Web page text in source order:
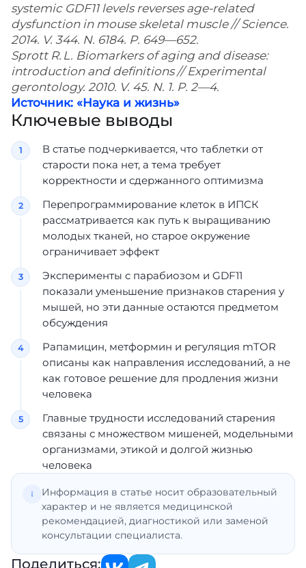
systemic GDF11 levels reverses age-related
dysfunction in mouse skeletal muscle // Science.
2014. V. 344. N. 6184. P. 649—652.
Sprott R. L. Biomarkers of aging and disease:
introduction and definitions // Experimental
gerontology. 2010. V. 45. N. 1. P. 2—4.
Источник: «Наука и жизнь»
Ключевые выводы
В статье подчеркивается, что таблетки от
старости пока нет, а тема требует
корректности и сдержанного оптимизма
Перепрограммирование клеток в ИПСК
рассматривается как путь к выращиванию
молодых тканей, но старое окружение
ограничивает эффект
Эксперименты с парабиозом и GDF11
показали уменьшение признаков старения у
мышей, но эти данные остаются предметом
обсуждения
Рапамицин, метформин и регуляция mTOR
описаны как направления исследований, а не
как готовое решение для продления жизни
человека
Главные трудности исследований старения
связаны с множеством мишеней, модельными
организмами, этикой и долгой жизнью
человека
Информация в статье носит образовательный
характер и не является медицинской
рекомендацией, диагностикой или заменой
консультации специалиста.
Поделиться: